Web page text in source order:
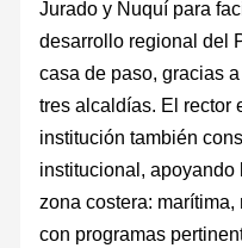
Jurado y Nuquí para
desarrollo regional del
casa de paso, gracias
tres alcaldías. El rector
institución también
institucional,
zona costera:
con programas